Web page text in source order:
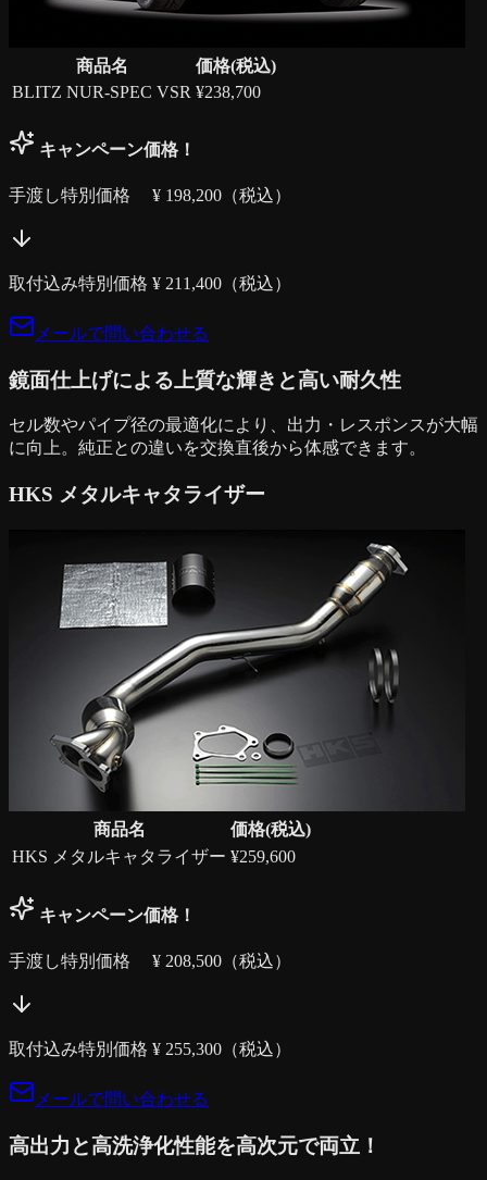
商品名
価格(税込)
BLITZ NUR-SPEC VSR ¥238,700
キャンペーン価格！
手渡し特別価格 ¥ 198,200 （税込）
取付込み特別価格 ¥ 211,400 （税込）
メールで問い合わせる
鏡面仕上げによる上質な輝きと高い耐久性
セル数やパイプ径の最適化により、出力・レスポンスが大幅
に向上。純正との違いを交換直後から体感できます。
HKS メタルキャタライザー
商品名
価格(税込)
HKS メタルキャタライザー ¥259,600
キャンペーン価格！
手渡し特別価格 ¥ 208,500 （税込）
取付込み特別価格 ¥ 255,300 （税込）
メールで問い合わせる
高出力と高洗浄化性能を高次元で両立！